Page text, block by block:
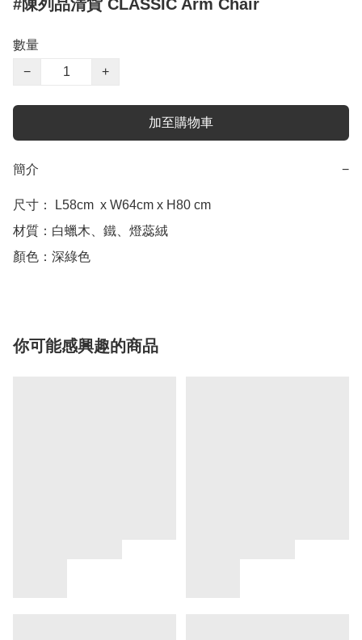
#陳列品清貨 CLASSIC Arm Chair
數量
−
+
加至購物車
簡介 −
尺寸： L58cm  x W64cm x H80 cm
材質：白蠟木、鐵、燈蕊絨
顏色：深綠色
你可能感興趣的商品